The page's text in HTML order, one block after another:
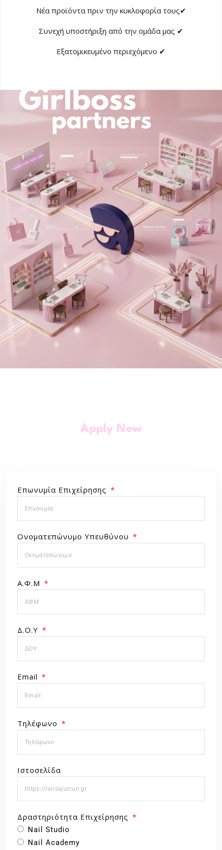
Νέα προϊόντα πριν την κυκλοφορία τους✔
Συνεχή υποστήριξη από την ομάδα μας ✔
Εξατομικευμένο περιεχόμενο ✔
Apply Now
Επωνυμία Επιχείρησης
Ονοματεπώνυμο Υπευθύνου
Α.Φ.Μ
Δ.Ο.Υ
Email
Τηλέφωνο
Ιστοσελίδα
Δραστηριότητα Επιχείρησης
Nail Studio
Nail Academy